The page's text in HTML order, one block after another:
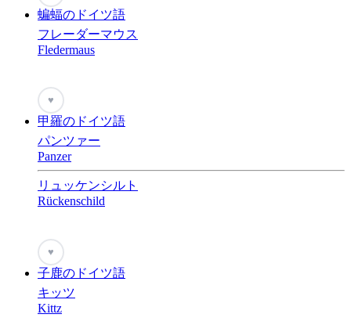
蝙蝠のドイツ語
フレーダーマウス
Fledermaus
♥
甲羅のドイツ語
パンツァー
Panzer
リュッケンシルト
Rückenschild
♥
子鹿のドイツ語
キッツ
Kittz